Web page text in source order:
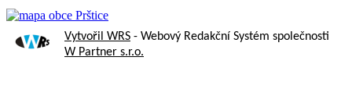
Vytvořil WRS - Webový Redakční Systém společnosti
W Partner s.r.o.